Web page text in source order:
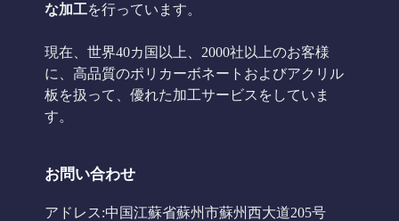
な加工を行っています。
現在、世界40カ国以上、2000社以上のお客様
に、高品質のポリカーボネートおよびアクリル
板を扱って、優れた加工サービスをしていま
す。
お問い合わせ
アドレス:中国江蘇省蘇州市蘇州西大道205号